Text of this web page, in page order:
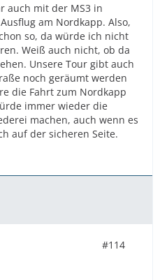
auch mit der MS3 in
am Nordkapp. Also,
so, da würde ich nicht
Weiß auch nicht, ob da
Unsere Tour gibt auch
noch geräumt werden
die Fahrt zum Nordkapp
immer wieder die
machen, auch wenn es
auf der sicheren Seite.
#114